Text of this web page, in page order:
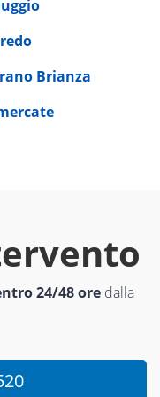
Brianza
24/48 ore dalla